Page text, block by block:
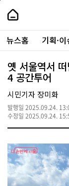
본
로
가
내
손
안
에
서
울
-
서
울
시
대
표
소
통
포
주
요
서
뉴스홈 기획·
옛 서울역서
4 공간투어
시민기자 장미화
발행일 2025.09.24.
수정일 2025.09.24.
페
상
단
로